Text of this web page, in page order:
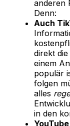
anderen
Denn:
Auch
direkt
einem
populär
folgen
alles
in den